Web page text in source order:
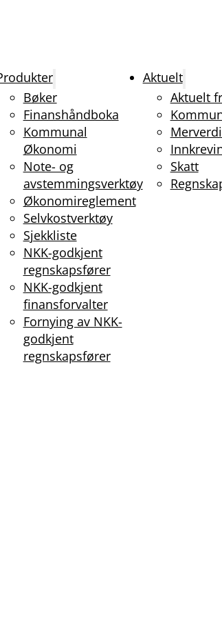
Bøker
Finanshåndboka
Kommunal
Økonomi
Note- og
avstemmingsverktøy
Økonomireglement
Selvkostverktøy
Sjekkliste
NKK-godkjent
regnskapsfører
NKK-godkjent
finansforvalter
Fornying av NKK-
godkjent
regnskapsfører
Aktuelt
Aktuelt
Skatt